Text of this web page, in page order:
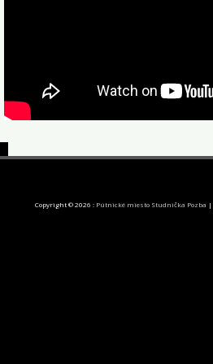
Copyright © 2026 : Pútnické miesto Studnička Pozba |